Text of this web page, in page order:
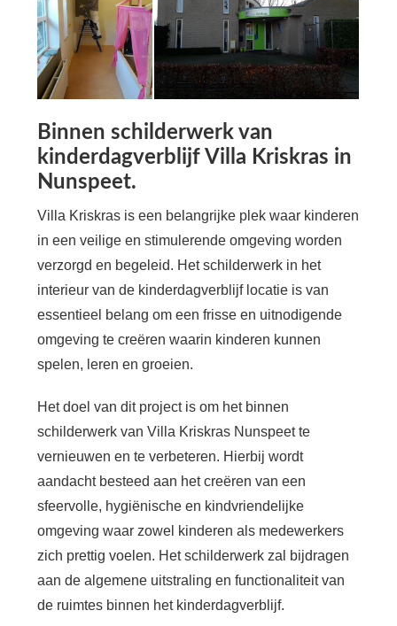
Binnen schilderwerk van
kinderdagverblijf Villa Kriskras in
Nunspeet.
Villa Kriskras is een belangrijke plek waar kinderen
in een veilige en stimulerende omgeving worden
verzorgd en begeleid. Het schilderwerk in het
interieur van de kinderdagverblijf locatie is van
essentieel belang om een frisse en uitnodigende
omgeving te creëren waarin kinderen kunnen
spelen, leren en groeien.
Het doel van dit project is om het binnen
schilderwerk van Villa Kriskras Nunspeet te
vernieuwen en te verbeteren. Hierbij wordt
aandacht besteed aan het creëren van een
sfeervolle, hygiënische en kindvriendelijke
omgeving waar zowel kinderen als medewerkers
zich prettig voelen. Het schilderwerk zal bijdragen
aan de algemene uitstraling en functionaliteit van
de ruimtes binnen het kinderdagverblijf.